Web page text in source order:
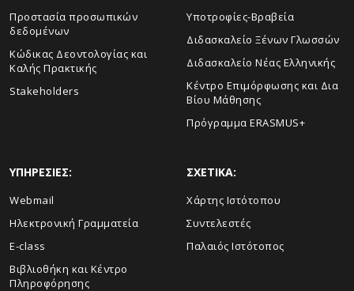
Προστασία προσωπικών
δεδομένων
Κώδικας Δεοντολογίας και
Καλής Πρακτικής
Stakeholders
Yποτροφίες-Βραβεία
Διδασκαλείο Ξένων Γλωσσών
Διδασκαλείο Νέας Ελληνικής
Κέντρο Επιμόρφωσης και Δια
Βίου Μάθησης
Πρόγραμμα ERASMUS+
ΥΠΗΡΕΣΙΕΣ:
Webmail
Ηλεκτρονική Γραμματεία
E-class
Βιβλιοθήκη και Κέντρο
Πληροφόρησης
ΣΧΕΤΙΚΑ:
Xάρτης Ιστότοπου
Συντελεστές
Παλαιός Ιστότοπος